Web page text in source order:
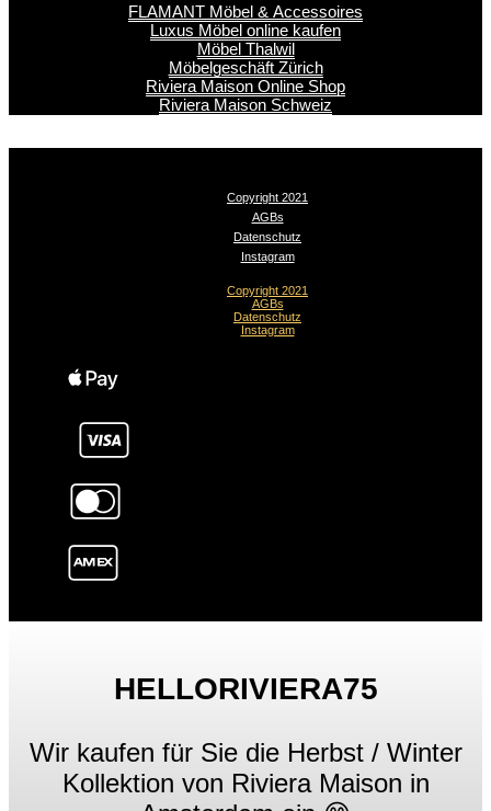
FLAMANT Möbel & Accessoires
Luxus Möbel online kaufen
Möbel Thalwil
Möbelgeschäft Zürich
Riviera Maison Online Shop
Riviera Maison Schweiz
Copyright 2021
AGBs
Datenschutz
Instagram
Copyright 2021
AGBs
Datenschutz
Instagram
HELLORIVIERA75
Wir kaufen für Sie die Herbst / Winter
Kollektion von Riviera Maison in